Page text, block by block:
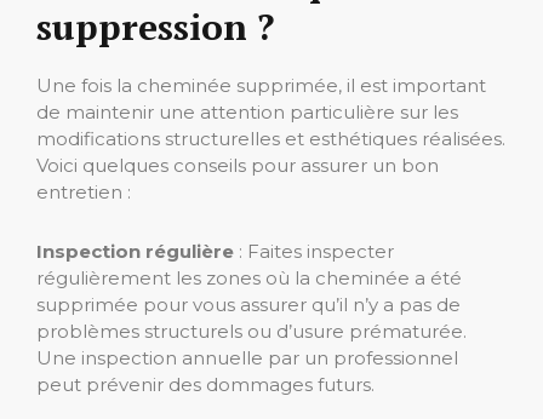
suppression ?
Une fois la cheminée supprimée, il est important
de maintenir une attention particulière sur les
modifications structurelles et esthétiques réalisées.
Voici quelques conseils pour assurer un bon
entretien :
Inspection régulière : Faites inspecter
régulièrement les zones où la cheminée a été
supprimée pour vous assurer qu’il n’y a pas de
problèmes structurels ou d’usure prématurée.
Une inspection annuelle par un professionnel
peut prévenir des dommages futurs.